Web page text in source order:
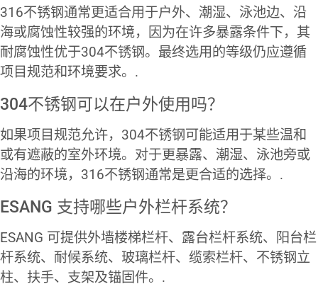
316不锈钢通常更适合用于户外、潮湿、泳池边、沿
海或腐蚀性较强的环境，因为在许多暴露条件下，其
耐腐蚀性优于304不锈钢。最终选用的等级仍应遵循
项目规范和环境要求。.
304不锈钢可以在户外使用吗？
如果项目规范允许，304不锈钢可能适用于某些温和
或有遮蔽的室外环境。对于更暴露、潮湿、泳池旁或
沿海的环境，316不锈钢通常是更合适的选择。.
ESANG 支持哪些户外栏杆系统？
ESANG 可提供外墙楼梯栏杆、露台栏杆系统、阳台栏
杆系统、耐候系统、玻璃栏杆、缆索栏杆、不锈钢立
柱、扶手、支架及锚固件。.